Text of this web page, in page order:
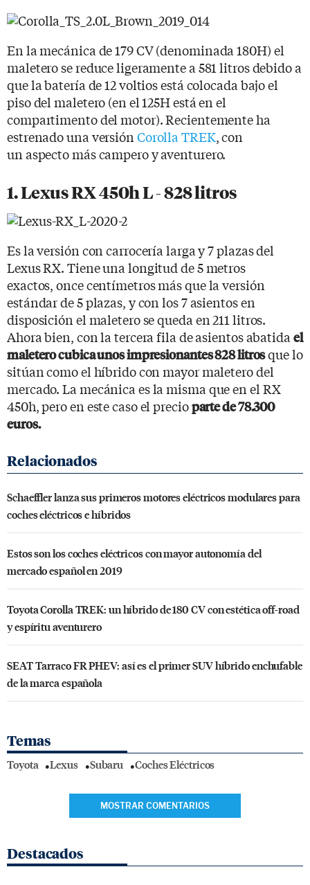
En la mecánica de 179 CV (denominada 180H) el
maletero se reduce ligeramente a 581 litros debido a
que la batería de 12 voltios está colocada bajo el
piso del maletero (en el 125H está en el
compartimento del motor). Recientemente ha
estrenado una versiónCorolla TREK, con
un aspecto más campero y aventurero.
1. Lexus RX 450h L - 828 litros
Es la versión con carrocería larga y 7 plazas del
Lexus RX. Tiene una longitud de 5 metros
exactos, once centímetros más que la versión
estándar de 5 plazas, y con los 7 asientos en
disposición el maletero se queda en 211 litros.
Ahora bien, con la tercera fila de asientos abatida el
maletero cubica unos impresionantes 828 litrosque lo
sitúan como el híbrido con mayor maletero del
mercado. La mecánica es la misma que en el RX
450h, pero en este caso el precioparte de 78.300
euros.
Schaeffler lanza sus primeros motores eléctricos modulares para
coches eléctricos e híbridos
Estos son los coches eléctricos con mayor autonomía del
mercado español en 2019
Toyota Corolla TREK: un híbrido de 180 CV con estética off-road
y espíritu aventurero
SEAT Tarraco FR PHEV: así es el primer SUV híbrido enchufable
de la marca española
Temas
Toyota Lexus Subaru Coches Eléctricos
MOSTRAR COMENTARIOS
Destacados